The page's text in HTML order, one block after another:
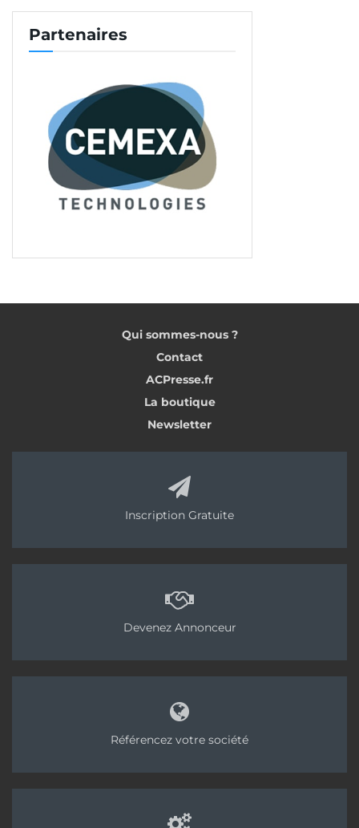
Partenaires
Qui sommes-nous ?
Contact
ACPresse.fr
La boutique
Newsletter
Inscription Gratuite
Devenez Annonceur
Référencez votre société